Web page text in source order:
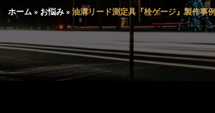
ホーム » お悩み » 油溝リード測定具『栓ゲージ』製作事例